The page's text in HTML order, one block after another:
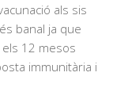
als sis
banal ja que
els 12 mesos
immunitària i